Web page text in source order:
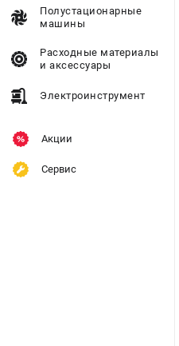
Полустационарные
машины
Расходные материалы
и аксессуары
Электроинструмент
Акции
Сервис